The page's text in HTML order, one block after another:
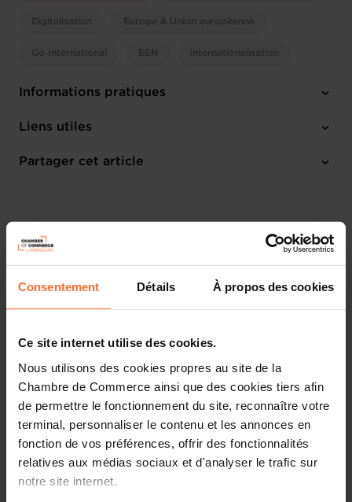
Consentement Détails À propos des cookies
Ce site internet utilise des cookies.
Nous utilisons des cookies propres au site de la
Chambre de Commerce ainsi que des cookies tiers afin
de permettre le fonctionnement du site, reconnaître votre
terminal, personnaliser le contenu et les annonces en
fonction de vos préférences, offrir des fonctionnalités
relatives aux médias sociaux et d'analyser le trafic sur
notre site internet.
Digitalisation Europe & Union européenne
Go International EEN Internationalisation
Informations pratiques
Jeudi 2 Oct 2025
Chambre de Commerce
Liens utiles
M'inscrire
Partager cet article
Think Global, Sell Digital : l'e-commerce comme levier
d'expansion